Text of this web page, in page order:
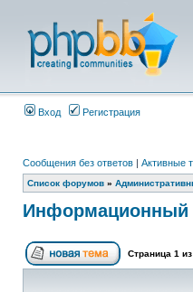
Вход Регистрация
Сообщения без ответов | Активные
Список форумов »
Информационный
Страница 1 из